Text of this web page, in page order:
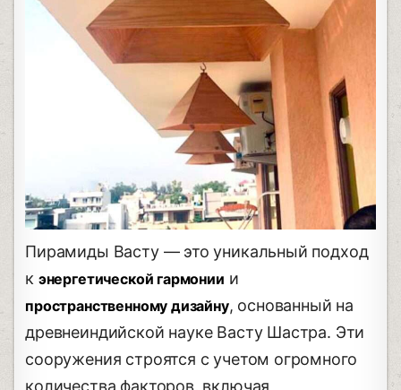
Пирамиды Васту — это уникальный подход
к энергетической гармонии и
пространственному дизайну, основанный на
древнеиндийской науке Васту Шастра. Эти
сооружения строятся с учетом огромного
количества факторов, включая